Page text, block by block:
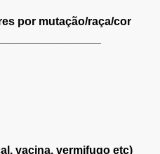
por mutação/raça/cor
vacina, vermifugo etc)